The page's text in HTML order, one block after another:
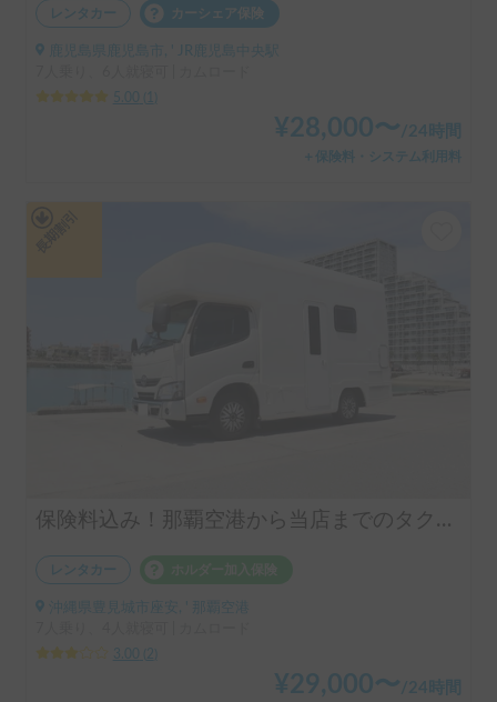
レンタカー カーシェア保険
鹿児島県鹿児島市, ' JR鹿児島中央駅
5.00
¥28,000〜 /24時間
＋保険料・システム利用料
保険料込み！那覇空港から当店までのタクシー代金キャッシュバック！※詳細についてはキャンピングカーの説明をご覧ください♪パピー480！
レンタカー
沖縄県豊見城市座安, ' 那覇空港
3.00
2
¥29,000〜 /24時間